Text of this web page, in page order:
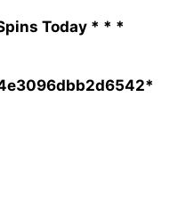
Today * * *